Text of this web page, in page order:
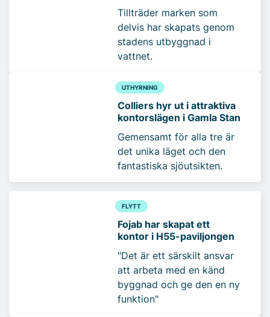
Tillträder marken som
delvis har skapats genom
stadens utbyggnad i
vattnet.
UTHYRNING
Colliers hyr ut i attraktiva
kontorslägen i Gamla Stan
Gemensamt för alla tre är
det unika läget och den
fantastiska sjöutsikten.
FLYTT
Fojab har skapat ett
kontor i H55-paviljongen
"Det är ett särskilt ansvar
att arbeta med en känd
byggnad och ge den en ny
funktion"